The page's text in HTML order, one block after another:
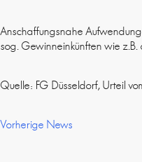
Anschaffungsnahe
sog. Gewinneinkünften wie
Quelle: FG Düsseldorf, Urteil
Vorherige News